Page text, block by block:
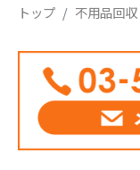
トップ 不用品回収